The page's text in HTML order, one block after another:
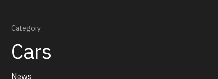
Category
Cars
News